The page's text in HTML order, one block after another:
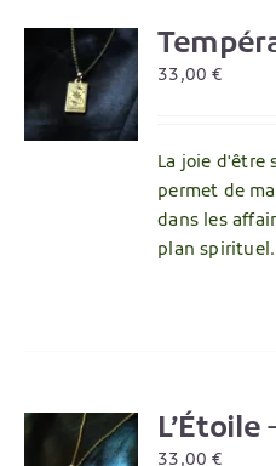
33,00€
La joie d'être
permet de
dans les
plan spirituel.
L’Étoile
33,00€